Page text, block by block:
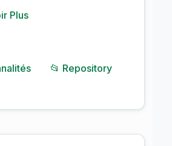
Plus
📂 Repository